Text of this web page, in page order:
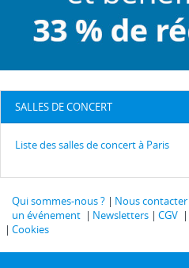
SALLES DE CONCERT
Liste des salles de concert à Paris
Qui sommes-nous ? Nous contacter
un événement
Newsletters CGV
Cookies